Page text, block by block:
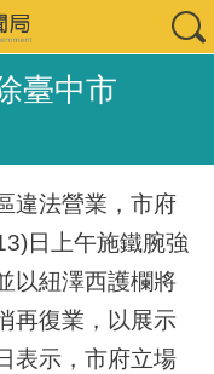
臺中市
違法營業，市府
日上午施鐵腕強
以紐澤西護欄將
再復業，以展示
表示，市府立場